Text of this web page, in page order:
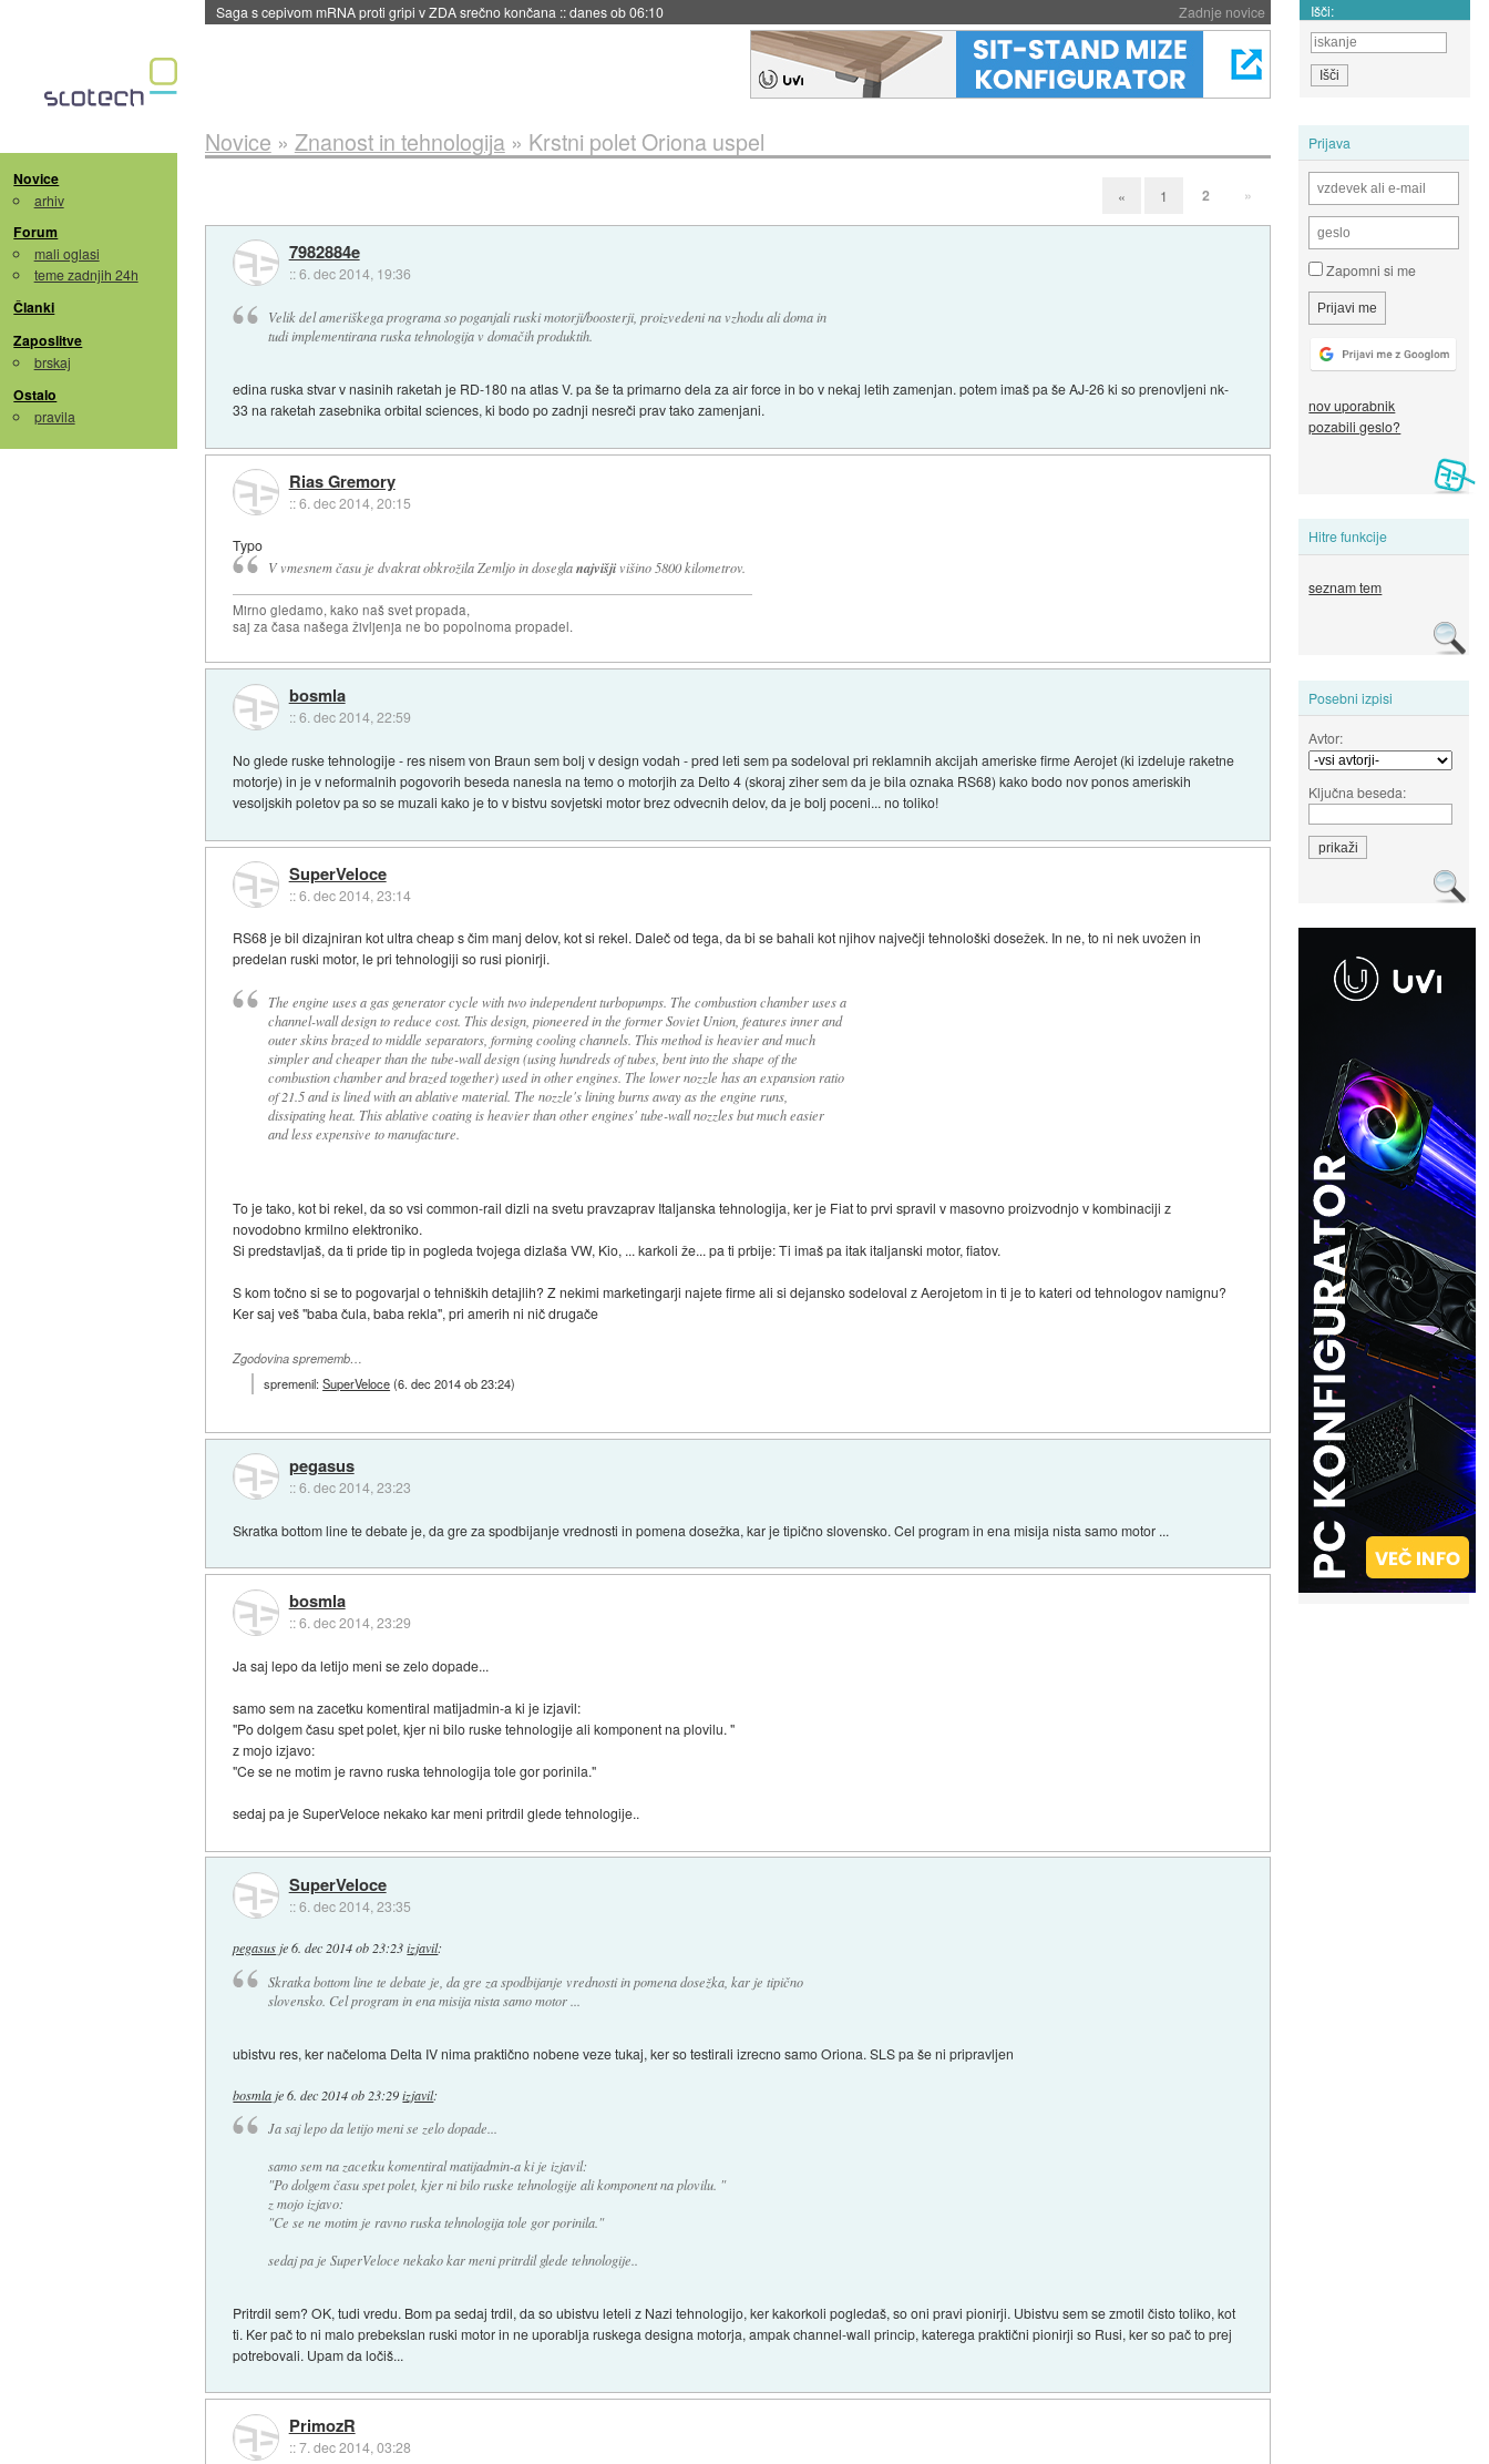
Zadnje novice
BMW v vozilih začel predvajati reklame::danes ob 06:09 Išči:
Novice
arhiv
Forum
mali oglasi
teme zadnjih 24h
Članki
Zaposlitve
brskaj
Ostalo
pravila
Prijava
Zapomni si me
nov uporabnik
pozabili geslo?
Hitre funkcije
seznam tem
Posebni izpisi
Avtor:
Ključna beseda:
Novice » Znanost in tehnologija» Krstni polet Oriona uspel
« 1 2 »
7982884e
::6. dec 2014, 19:36
Velik del ameriškega programa so poganjali ruski motorji/boosterji, proizvedeni na vzhodu ali doma in
tudi implementirana ruska tehnologija v domačih produktih.
edina ruska stvar v nasinih raketah je RD-180 na atlas V. pa še ta primarno dela za air force in bo v nekaj letih zamenjan. potem imaš pa še AJ-26 ki so prenovljeni nk-
33 na raketah zasebnika orbital sciences, ki bodo po zadnji nesreči prav tako zamenjani.
Rias Gremory
::6. dec 2014, 20:15
Typo
V vmesnem času je dvakrat obkrožila Zemljo in doseglanajvišjivišino 5800 kilometrov.
Mirno gledamo, kako naš svet propada,
saj za časa našega življenja ne bo popolnoma propadel.
bosmla
::6. dec 2014, 22:59
No glede ruske tehnologije - res nisem von Braun sem bolj v design vodah - pred leti sem pa sodeloval pri reklamnih akcijah ameriske firme Aerojet (ki izdeluje raketne
motorje) in je v neformalnih pogovorih beseda nanesla na temo o motorjih za Delto 4 (skoraj ziher sem da je bila oznaka RS68) kako bodo nov ponos ameriskih
vesoljskih poletov pa so se muzali kako je to v bistvu sovjetski motor brez odvecnih delov, da je bolj poceni... no toliko!
SuperVeloce
::6. dec 2014, 23:14
RS68 je bil dizajniran kot ultra cheap s čim manj delov, kot si rekel. Daleč od tega, da bi se bahali kot njihov največji tehnološki dosežek. In ne, to ni nek uvožen in
predelan ruski motor, le pri tehnologiji so rusi pionirji.
The engine uses a gas generator cycle with two independent turbopumps. The combustion chamber uses a
channel-wall design to reduce cost. This design, pioneered in the former Soviet Union, features inner and
outer skins brazed to middle separators, forming cooling channels. This method is heavier and much
simpler and cheaper than the tube-wall design (using hundreds of tubes, bent into the shape of the
combustion chamber and brazed together) used in other engines. The lower nozzle has an expansion ratio
of 21.5 and is lined with an ablative material. The nozzle's lining burns away as the engine runs,
dissipating heat. This ablative coating is heavier than other engines' tube-wall nozzles but much easier
and less expensive to manufacture.
To je tako, kot bi rekel, da so vsi common-rail dizli na svetu pravzaprav Italjanska tehnologija, ker je Fiat to prvi spravil v masovno proizvodnjo v kombinaciji z
novodobno krmilno elektroniko.
Si predstavljaš, da ti pride tip in pogleda tvojega dizlaša VW, Kio, ... karkoli že... pa ti prbije: Ti imaš pa itak italjanski motor, fiatov.
S kom točno si se to pogovarjal o tehniških detajlih? Z nekimi marketingarji najete firme ali si dejansko sodeloval z Aerojetom in ti je to kateri od tehnologov namignu?
Ker saj veš "baba čula, baba rekla", pri amerih ni nič drugače
Zgodovina sprememb…
spremenil:SuperVeloce(6. dec 2014 ob 23:24)
pegasus
::6. dec 2014, 23:23
Skratka bottom line te debate je, da gre za spodbijanje vrednosti in pomena dosežka, kar je tipično slovensko. Cel program in ena misija nista samo motor ...
bosmla
::6. dec 2014, 23:29
Ja saj lepo da letijo meni se zelo dopade...
samo sem na zacetku komentiral matijadmin-a ki je izjavil:
"Po dolgem času spet polet, kjer ni bilo ruske tehnologije ali komponent na plovilu. "
z mojo izjavo:
"Ce se ne motim je ravno ruska tehnologija tole gor porinila."
sedaj pa je SuperVeloce nekako kar meni pritrdil glede tehnologije..
SuperVeloce
::6. dec 2014, 23:35
pegasusje6. dec 2014 ob 23:23 izjavil:
Skratka bottom line te debate je, da gre za spodbijanje vrednosti in pomena dosežka, kar je tipično
slovensko. Cel program in ena misija nista samo motor ...
ubistvu res, ker načeloma Delta IV nima praktično nobene veze tukaj, ker so testirali izrecno samo Oriona. SLS pa še ni pripravljen
bosmla je6. dec 2014 ob 23:29 izjavil:
Ja saj lepo da letijo meni se zelo dopade...
samo sem na zacetku komentiral matijadmin-a ki je izjavil:
"Po dolgem času spet polet, kjer ni bilo ruske tehnologije ali komponent na plovilu. "
z mojo izjavo:
"Ce se ne motim je ravno ruska tehnologija tole gor porinila."
sedaj pa je SuperVeloce nekako kar meni pritrdil glede tehnologije..
Pritrdil sem? OK, tudi vredu. Bom pa sedaj trdil, da so ubistvu leteli z Nazi tehnologijo, ker kakorkoli pogledaš, so oni pravi pionirji. Ubistvu sem se zmotil čisto toliko, kot
ti. Ker pač to ni malo prebekslan ruski motor in ne uporablja ruskega designa motorja, ampak channel-wall princip, katerega praktični pionirji so Rusi, ker so pač to prej
potrebovali. Upam da ločiš...
PrimozR
::7. dec 2014, 03:28